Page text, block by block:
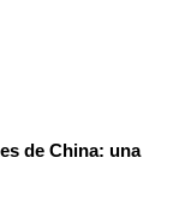
de China: una